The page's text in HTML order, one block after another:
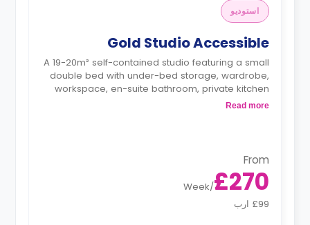
استوديو
Gold Studio Accessible
A 19-20m² self-contained studio featuring a small
double bed with under-bed storage, wardrobe,
workspace, en-suite bathroom, private kitchen
with a microwave and fridge-freezer.
Read more
From
£270
/
Week
£99 ارب